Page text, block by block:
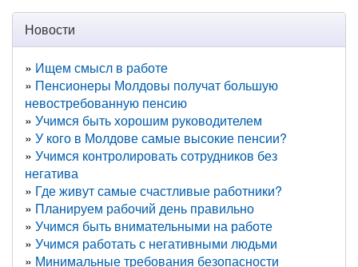
Новости
Ищем смысл в работе
Пенсионеры Молдовы получат большую
невостребованную пенсию
Учимся быть хорошим руководителем
У кого в Молдове самые высокие пенсии?
Учимся контролировать сотрудников без
негатива
Где живут самые счастливые работники?
Планируем рабочий день правильно
Учимся быть внимательными на работе
Учимся работать с негативными людьми
Минимальные требования безопасности